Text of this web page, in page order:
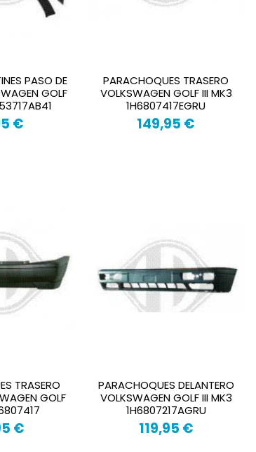
PASO DE
GOLF
€
PARACHOQUES TRASERO
VOLKSWAGEN GOLF III MK3
1H6807417EGRU
149,95 €
TRASERO
GOLF
€
PARACHOQUES DELANTERO
VOLKSWAGEN GOLF III MK3
1H6807217AGRU
119,95 €